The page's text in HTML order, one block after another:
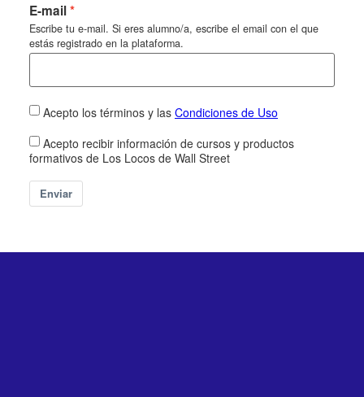
E-mail
Escribe tu e-mail. Si eres alumno/a, escribe el email con el que
estás registrado en la plataforma.
Acepto los términos y las Condiciones de Uso
Acepto recibir información de cursos y productos
formativos de Los Locos de Wall Street
Enviar